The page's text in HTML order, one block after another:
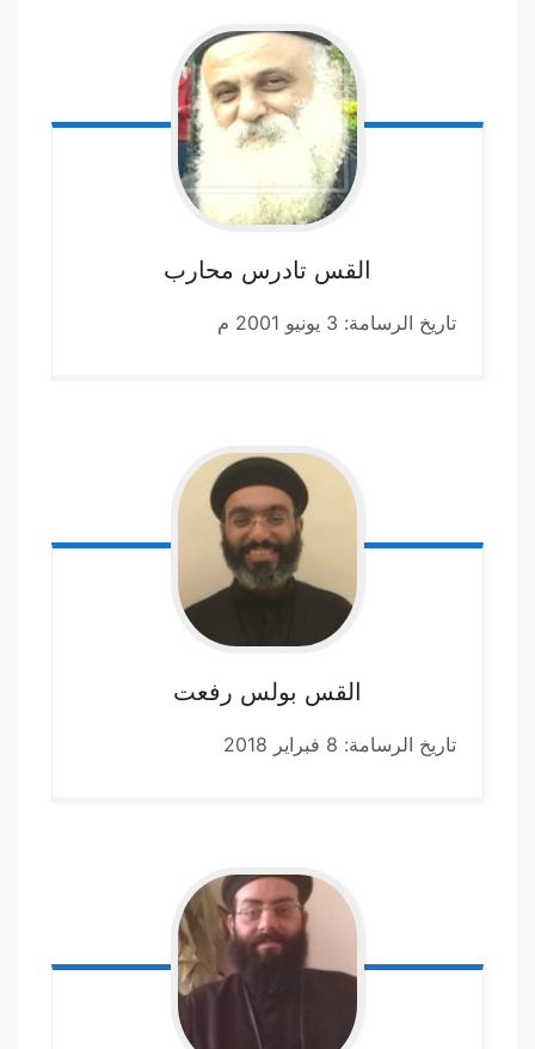
القس تادرس محارب
تاريخ الرسامة: 3 يونيو 2001 م
القس بولس رفعت
تاريخ الرسامة: 8 فبراير 2018